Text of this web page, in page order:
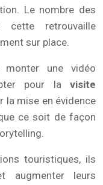
Le nombre des
cette retrouvaille
sur place.
monter une vidéo
pour la visite
la mise en évidence
ce soit de façon
touristiques, ils
augmenter leurs